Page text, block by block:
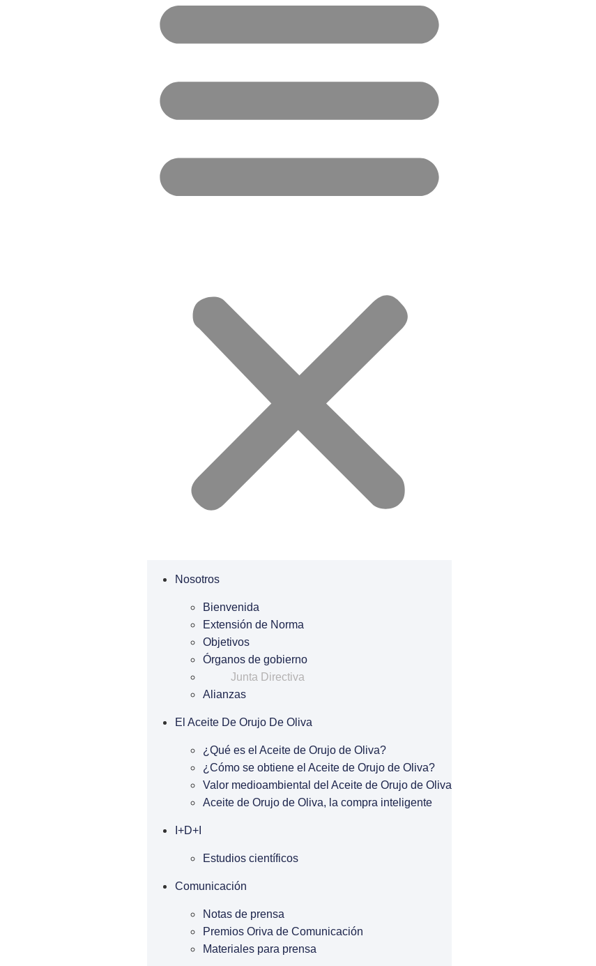
Nosotros
Bienvenida
Extensión de Norma
Objetivos
Órganos de gobierno
Junta Directiva
Alianzas
El Aceite De Orujo De Oliva
¿Qué es el Aceite de Orujo de Oliva?
¿Cómo se obtiene el Aceite de Orujo de Oliva?
Valor medioambiental del Aceite de Orujo de Oliva
Aceite de Orujo de Oliva, la compra inteligente
I+D+I
Estudios científicos
Comunicación
Notas de prensa
Premios Oriva de Comunicación
Materiales para prensa